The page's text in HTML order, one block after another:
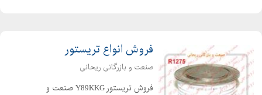
فروش انواع تریستور
صنعت و بازرگانی ریحانی
فروش تریستور Y89KKG صنعت و